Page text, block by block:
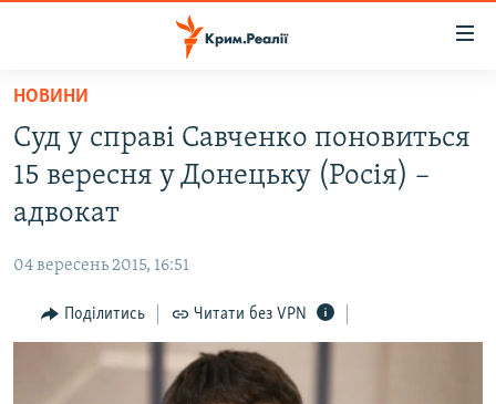
Перейти
основного
матеріалу
Перейти
до
основної
навігації
Перейти
до
ВОДА.КРИМ
ВІДЕО ТА ФОТО
БЛОГИ
ПОГЛЯД
НОВИНИ
Суд у справі Савченко поновиться
15 вересня у Донецьку (Росія) –
адвокат
04 вересень 2015, 16:51
Поділитись Читати без VPN